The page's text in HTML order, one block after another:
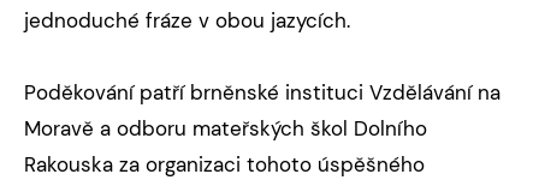
jednoduché fráze v obou jazycích.
Poděkování patří brněnské instituci Vzdělávání na
Moravě a odboru mateřských škol Dolního
Rakouska za organizaci tohoto úspěšného